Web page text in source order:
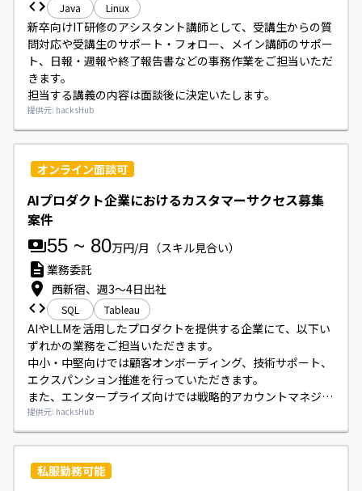
Java Linux
新卒向けIT研修のアシスタント講師として、受講生からの質
問対応や受講生のサポート・フォロー、メイン講師のサポー
ト、日報・週報や終了報告書などの事務作業をご担当いただ
きます。
担当する講義の内容は面談後に決定いたします。
提供元: hacksHub
オンライン面談可
AIプロダクト企業におけるカスタマーサクセス募集
案件
55 ~ 80万円/月 （スキル見合い）
業務委託
西新宿、週3〜4日出社
SQL Tableau
AIやLLMを活用したプロダクトを提供する企業にて、以下い
ずれかの業務をご担当いただきます。
中小・中堅向けでは顧客オンボーディング、技術サポート、
エクスパンション推進を行っていただきます。
また、エンタープライズ向けでは戦略的アカウントマネジメ
ント、プロジェクトマネジメント、ステークホルダーマネジ
メント、エクスパンション推進をご担当いただきます。
いずれの場合も、セールス・プロダクト・エンジニアチーム
との連携、顧客対応の議事録作成・社内共有、活動報告や進
捗管理を行っていただきます。
提供元: hacksHub
私服勤務可能